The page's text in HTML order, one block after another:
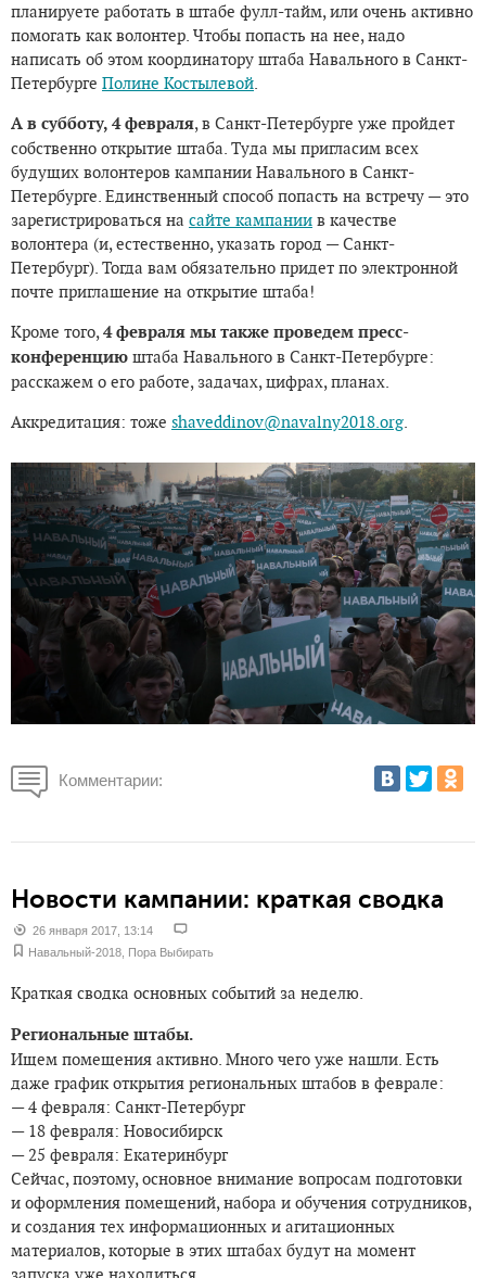
планируете работать в штабе фулл-тайм, или очень активно
помогать как волонтер. Чтобы попасть на нее, надо
написать об этом координатору штаба Навального в Санкт-
Петербурге Полине Костылевой
А в субботу, 4 февраля, в Санкт-Петербурге уже пройдет
собственно открытие штаба. Туда мы пригласим всех
будущих волонтеров кампании Навального в Санкт-
Петербурге. Единственный способ попасть на встречу — это
зарегистрироваться на сайте кампании в качестве
волонтера (и, естественно, указать город — Санкт-
Петербург). Тогда вам обязательно придет по электронной
почте приглашение на открытие штаба!
Кроме того,4 февраля мы также проведем пресс-
конференцию штаба Навального в Санкт-Петербурге:
расскажем о его работе, задачах, цифрах, планах.
Аккредитация: тоже shaveddinov@navalny2018.org.
Комментарии:
Новости кампании: краткая сводка
26 января 2017, 13:14
Навальный-2018 Пора Выбирать
Краткая сводка основных событий за неделю.
Региональные штабы.
Ищем помещения активно. Много чего уже нашли. Есть
даже график открытия региональных штабов в феврале:
— 4 февраля: Санкт-Петербург
— 18 февраля: Новосибирск
— 25 февраля: Екатеринбург
Сейчас, поэтому, основное внимание вопросам подготовки
и оформления помещений, набора и обучения сотрудников,
и создания тех информационных и агитационных
материалов, которые в этих штабах будут на момент